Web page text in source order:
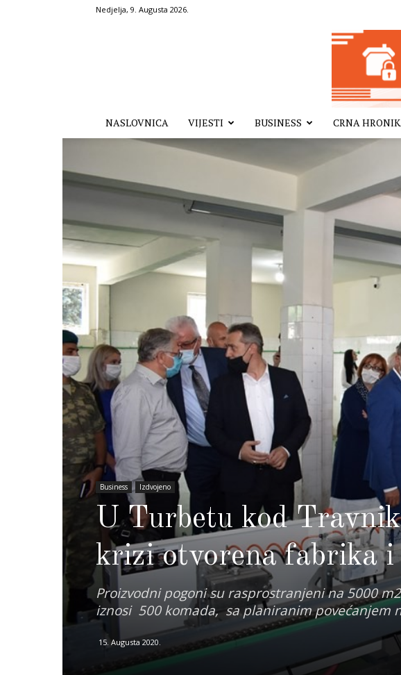
Nedjelja, 9. Augusta 2026.
NASLOVNICA VIJESTI BUSINESS CRNA
Business Izdvojeno
U Turbetu kod
krizi otvorena fabrika i
Proizvodni pogoni su rasprostranjeni na 5000
iznosi 500 komada, sa planiranim povećanjem
15. Augusta 2020.